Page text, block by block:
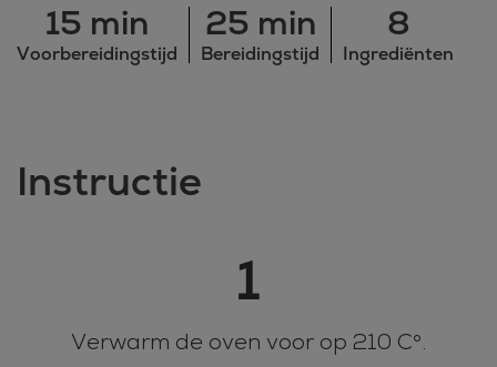
15 min
Voorbereidingstijd
25 min
Bereidingstijd
8
Ingrediënten
Instructie
1
Verwarm de oven voor op 210 C°.